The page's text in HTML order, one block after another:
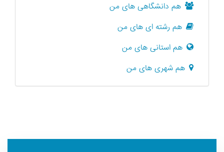
هم دانشگاهی های من
هم رشته ای های من
هم استانی های من
هم شهری های من